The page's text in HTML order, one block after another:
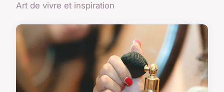
Art de vivre et inspiration